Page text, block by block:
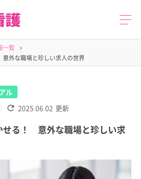
一覧
外な職場と珍しい求人の世界
ル
2025.06.02 更新
せる！ 意外な職場と珍しい求